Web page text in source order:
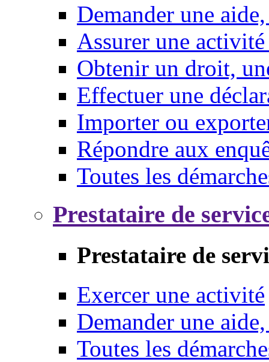
Demander une
Assurer une
Obtenir un droit,
Effectuer une
Importer ou
Répondre aux
Toutes les
Prestataire de
Prestataire de
Exercer une activité
Demander une
Toutes les